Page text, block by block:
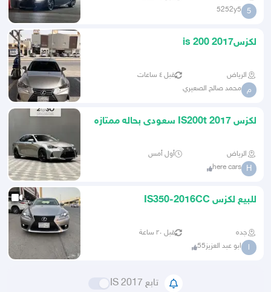
5
5252y5
لكزسis 200 2017
الرياض قبل ٤ ساعات
م محمد صالح الصعيري
لكزس 2017 IS200t سعودى بحاله ممتازه
الرياض أول أمس
H
here cars
للبيع لكزس IS350-2016CC
جده قبل ٢٠ ساعة
ا ابو عبد العزيز55
تابع IS 2017